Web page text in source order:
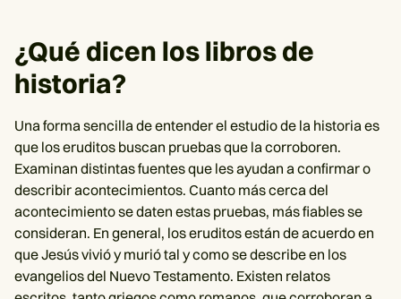
¿Qué dicen los libros de
historia?
Una forma sencilla de entender el estudio de la historia es
que los eruditos buscan pruebas que la corroboren.
Examinan distintas fuentes que les ayudan a confirmar o
describir acontecimientos. Cuanto más cerca del
acontecimiento se daten estas pruebas, más fiables se
consideran. En general, los eruditos están de acuerdo en
que Jesús vivió y murió tal y como se describe en los
evangelios del Nuevo Testamento. Existen relatos